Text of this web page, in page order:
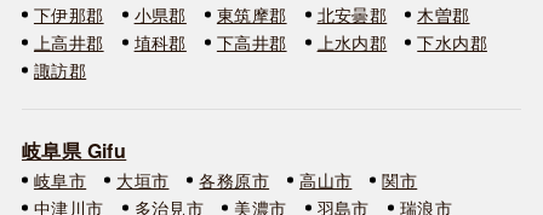
下伊那郡
小県郡 東筑摩郡 北安曇郡
木曽郡
上高井郡
埴科郡 下高井郡 上水内郡
下水内郡
諏訪郡
岐阜県 Gifu
岐阜市 大垣市 各務原市 高山市
関市
中津川市
多治見市 美濃市 羽島市
瑞浪市